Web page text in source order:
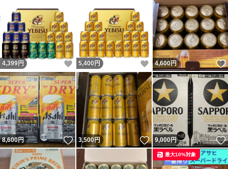
4,399円 いいね！
5,400 円 いいね！
4,600円
8,600円 いいね！
3,500円 いいね！
9,000円
最大10%対象